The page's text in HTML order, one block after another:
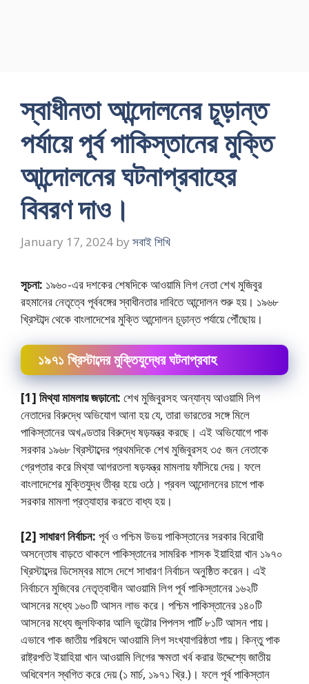
স্বাধীনতা আন্দোলনের চূড়ান্ত
পর্যায়ে পূর্ব পাকিস্তানের মুক্তি
আন্দোলনের ঘটনাপ্রবাহের
বিবরণ দাও।
January 17, 2024 by সবাই শিখি
সূচনা: ১৯৬০-এর দশকের শেষদিকে আওয়ামি লিগ নেতা শেখ মুজিবুর
রহমানের নেতৃত্বে পূর্ববঙ্গের স্বাধীনতার দাবিতে আন্দোলন শুরু হয়। ১৯৬৮
খ্রিস্টাব্দ থেকে বাংলাদেশের মুক্তি আন্দোলন চূড়ান্ত পর্যায়ে পৌঁছােয়।
১৯৭১ খ্রিস্টাব্দের মুক্তিযুদ্ধের ঘটনাপ্রবাহ
[1] মিথ্যা মামলায় জড়ানো: শেখ মুজিবুরসহ অন্যান্য আওয়ামি লিগ
নেতাদের বিরুদ্ধে অভিযােগ আনা হয় যে, তারা ভারতের সঙ্গে মিলে
পাকিস্তানের অখণ্ডতার বিরুদ্ধে ষড়যন্ত্র করছে। এই অভিযােগে পাক
সরকার ১৯৬৮ খ্রিস্টাব্দের প্রথমদিকে শেখ মুজিবুরসহ ৩৫ জন নেতাকে
গ্রেপ্তার করে মিথ্যা আগরতলা ষড়যন্ত্র মামলায় ফাঁসিয়ে দেয়। ফলে
বাংলাদেশের মুক্তিযুদ্ধ তীব্র হয়ে ওঠে। প্রবল আন্দোলনের চাপে পাক
সরকার মামলা প্রত্যাহার করতে বাধ্য হয়।
[2] সাধারণ নির্বাচন: পূর্ব ও পশ্চিম উভয় পাকিস্তানের সরকার বিরােধী
অসন্তোষ বাড়তে থাকলে পাকিস্তানের সামরিক শাসক ইয়াহিয়া খান ১৯৭০
খ্রিস্টাব্দের ডিসেম্বর মাসে দেশে সাধারণ নির্বাচন অনুষ্ঠিত করেন। এই
নির্বাচনে মুজিবের নেতৃত্বাধীন আওয়ামি লিগ পূর্ব পাকিস্তানের ১৬২টি
আসনের মধ্যে ১৬০টি আসন লাভ করে। পশ্চিম পাকিস্তানের ১৪০টি
আসনের মধ্যে জুলফিকার আলি ভুট্টোর পিপলস পার্টি ৮১টি আসন পায়।
এভাবে পাক জাতীয় পরিষদে আওয়ামি লিগ সংখ্যাগরিষ্ঠতা পায়। কিন্তু পাক
রাষ্ট্রপতি ইয়াহিয়া খান আওয়ামি লিগের ক্ষমতা খর্ব করার উদ্দেশ্যে জাতীয়
অধিবেশন স্থগিত করে দেয় (১ মার্চ, ১৯৭১ খ্রি.)। ফলে পূর্ব পাকিস্তান